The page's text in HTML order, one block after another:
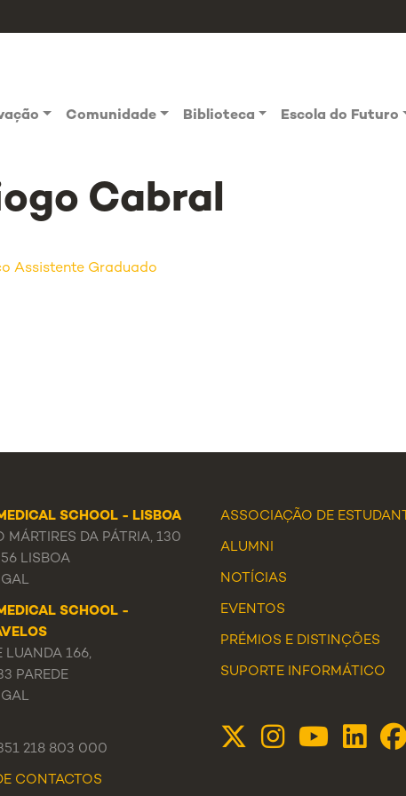
Comunidade Biblioteca Escola do Futuro
Cabral
Assistente Graduado
SCHOOL - LISBOA
MÁRTIRES DA PÁTRIA, 130
LISBOA
SCHOOL -
LUANDA 166,
PAREDE
218 803 000
CONTACTOS
ASSOCIAÇÃO DE
ALUMNI
NOTÍCIAS
EVENTOS
PRÉMIOS E DISTINÇÕES
SUPORTE INFORMÁTICO